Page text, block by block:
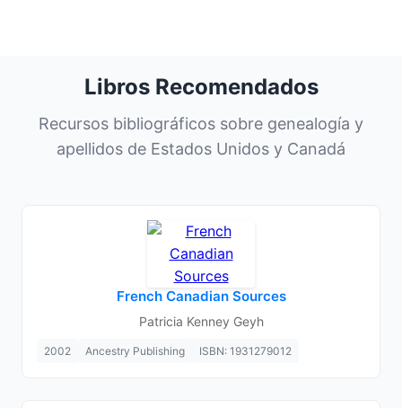
Libros Recomendados
Recursos bibliográficos sobre genealogía y
apellidos de Estados Unidos y Canadá
French Canadian Sources
Patricia Kenney Geyh
2002 Ancestry Publishing ISBN: 1931279012